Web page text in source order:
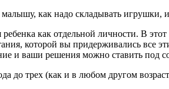
как надо складывать
как отдельной личности. В
которой вы придерживались
и ваши решения можно ставить под
до трех (как и в любом другом